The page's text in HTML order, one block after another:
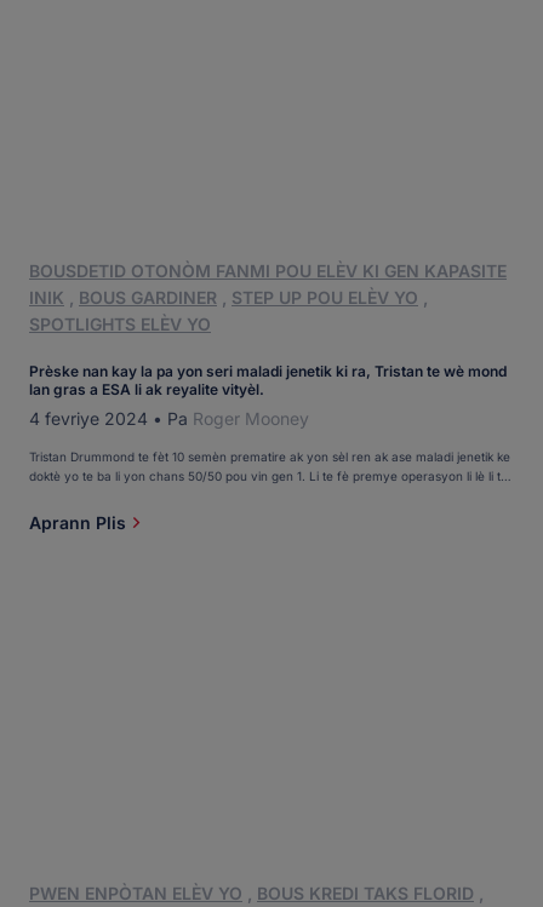
BOUSDETID OTONÒM FANMI POU ELÈV KI GEN KAPASITE
INIK
BOUS GARDINER STEP UP POU ELÈV YO
SPOTLIGHTS ELÈV YO
Prèske nan kay la pa yon seri maladi jenetik ki ra, Tristan te wè mond
lan gras a ESA li ak reyalite vityèl.
4 fevriye 2024 • Pa Roger Mooney
Tristan Drummond te fèt 10 semèn prematire ak yon sèl ren ak ase maladi jenetik ke
doktè yo te ba li yon chans 50/50 pou vin gen 1. Li te fè premye operasyon li lè li te
plen ak mak [...]
Aprann Plis
PWEN ENPÒTAN ELÈV YO BOUS KREDI TAKS FLORID